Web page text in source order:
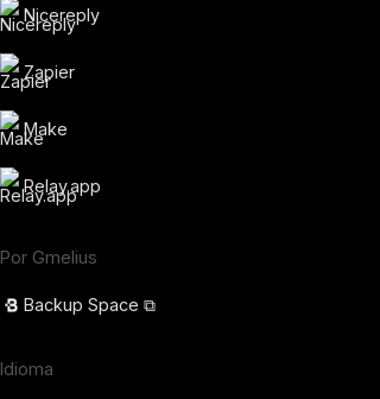
Nicereply
Zapier
Make
Relay.app
Por Gmelius
Backup Space ⧉
Idioma